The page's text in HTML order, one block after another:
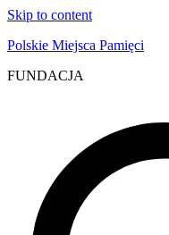
Skip to content
Polskie Miejsca Pamięci
FUNDACJA